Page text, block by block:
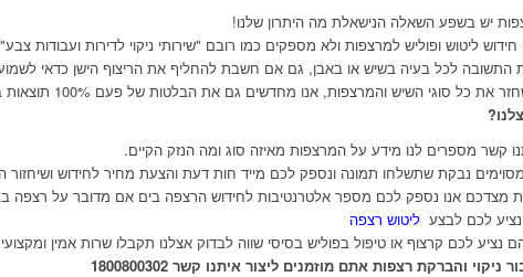
יש בשפע השאלה הנישאלת מה היתרון שלנו!
ליטוש ופוליש למרצפות ולא מספקים כמו רובם "שירותי ניקוי לדירות ועבודות צבע"
התשובה לכל בעיה בשיש או באבן, גם אם חשבת להחליף את הריצוף הישן כדאי
את כל סוגי השיש והמרצפות, אנו מחדשים גם את הבלטות של פעם 100% תוצאות במחיר מנימלי.
קשר מספרים לנו מידע על המרצפות מאיזה סוג ומה הנזק הקיים.
נבקת שתשלחו תמונה ונספק לכם מייד חות דעת והצעת מחיר לחידוש ושיחזור
מצדכם אנו נספק לכם מספר אלטרנטיבות לחידוש הרצפה בים אם מדובר על רצפה
לכם לבצע ליטוש רצפה
נציע לכם קרצוף או טיפול בפוליש בסיסי שווה לבדוק אצלנו תקבלו שרות אמין
והברקת רצפות אתם מוזמנים ליצור איתנו קשר 1800800302